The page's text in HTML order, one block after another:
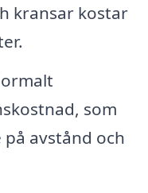
kransar kostar
som
avstånd och